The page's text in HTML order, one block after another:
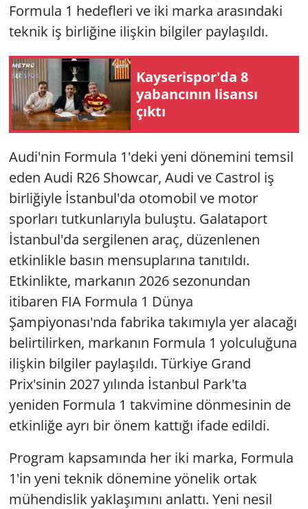
Formula 1 hedefleri ve iki marka arasındaki
teknik iş birliğine ilişkin bilgiler paylaşıldı.
Kayserispor'da 8
yabancının lisansı
çıktı
Audi'nin Formula 1'deki yeni dönemini temsil
eden Audi R26 Showcar, Audi ve Castrol iş
birliğiyle İstanbul'da otomobil ve motor
sporları tutkunlarıyla buluştu. Galataport
İstanbul'da sergilenen araç, düzenlenen
etkinlikle basın mensuplarına tanıtıldı.
Etkinlikte, markanın 2026 sezonundan
itibaren FIA Formula 1 Dünya
Şampiyonası'nda fabrika takımıyla yer alacağı
belirtilirken, markanın Formula 1 yolculuğuna
ilişkin bilgiler paylaşıldı. Türkiye Grand
Prix'sinin 2027 yılında İstanbul Park'ta
yeniden Formula 1 takvimine dönmesinin de
etkinliğe ayrı bir önem kattığı ifade edildi.
Program kapsamında her iki marka, Formula
1'in yeni teknik dönemine yönelik ortak
mühendislik yaklaşımını anlattı. Yeni nesil